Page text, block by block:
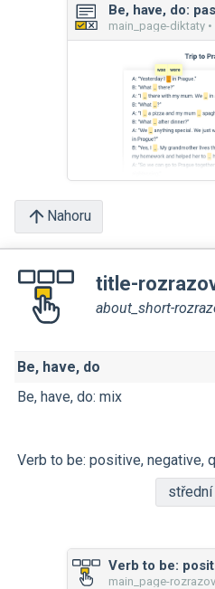
Be, have, do:
main_page-diktaty
Nahoru
title-
about_short-
Be, have, do
Be, have, do: mix
Verb to be: positive, negative,
střední
main_page-